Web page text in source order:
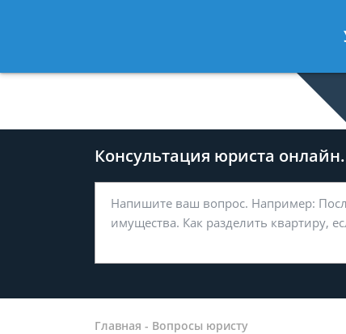
- Юрист по
Консультация юриста
Главная - Вопросы юристу